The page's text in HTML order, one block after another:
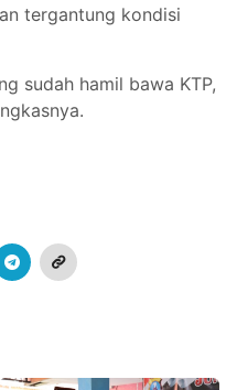
tergantung kondisi
sudah hamil bawa KTP,